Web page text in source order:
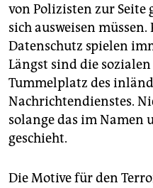
von Polizisten zur Seite
sich ausweisen
Datenschutz spielen
Längst sind die
Tummelplatz des
Nachrichtendienstes.
solange das im Namen
geschieht.
Die Motive für den